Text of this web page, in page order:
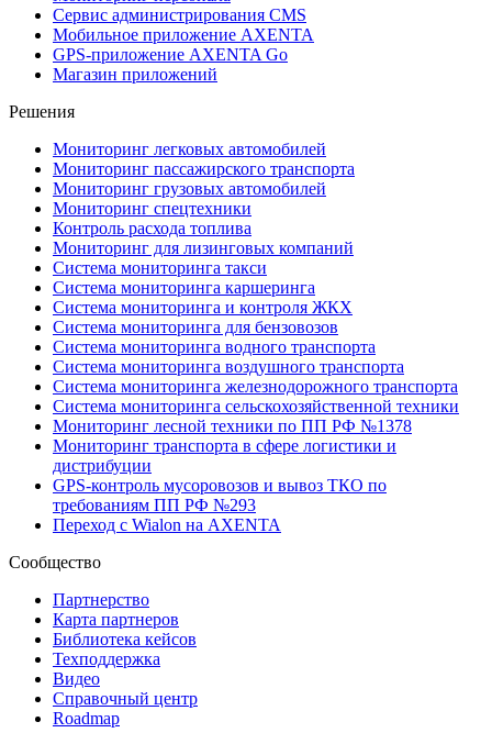
Сервис администрирования CMS
Мобильное приложение AXENTA
GPS-приложение AXENTA Go
Магазин приложений
Решения
Мониторинг легковых автомобилей
Мониторинг пассажирского транспорта
Мониторинг грузовых автомобилей
Мониторинг спецтехники
Контроль расхода топлива
Мониторинг для лизинговых компаний
Система мониторинга такси
Система мониторинга каршеринга
Система мониторинга и контроля ЖКХ
Система мониторинга для бензовозов
Система мониторинга водного транспорта
Система мониторинга воздушного транспорта
Система мониторинга железнодорожного транспорта
Система мониторинга сельскохозяйственной техники
Мониторинг лесной техники по ПП РФ №1378
Мониторинг транспорта в сфере логистики и
дистрибуции
GPS-контроль мусоровозов и вывоз ТКО по
требованиям ПП РФ №293
Переход с Wialon на AXENTA
Сообщество
Партнерство
Карта партнеров
Библиотека кейсов
Техподдержка
Видео
Справочный центр
Roadmap